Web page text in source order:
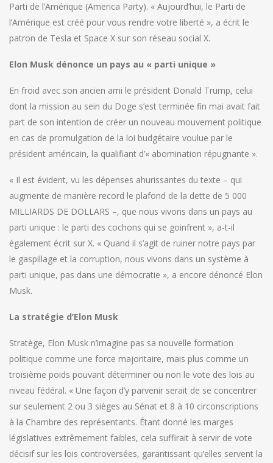
Parti de l’Amérique (America Party). « Aujourd’hui, le Parti de
l’Amérique est créé pour vous rendre votre liberté », a écrit le
patron de Tesla et Space X sur son réseau social X.
Elon Musk dénonce un pays au « parti unique »
En froid avec son ancien ami le président Donald Trump, celui
dont la mission au sein du Doge s’est terminée fin mai avait fait
part de son intention de créer un nouveau mouvement politique
en cas de promulgation de la loi budgétaire voulue par le
président américain, la qualifiant d’« abomination répugnante ».
« Il est évident, vu les dépenses ahurissantes du texte – qui
augmente de manière record le plafond de la dette de 5 000
MILLIARDS DE DOLLARS –, que nous vivons dans un pays au
parti unique : le parti des cochons qui se goinfrent », a-t-il
également écrit sur X. « Quand il s’agit de ruiner notre pays par
le gaspillage et la corruption, nous vivons dans un système à
parti unique, pas dans une démocratie », a encore dénoncé Elon
Musk.
La stratégie d’Elon Musk
Stratège, Elon Musk n’imagine pas sa nouvelle formation
politique comme une force majoritaire, mais plus comme un
troisième poids pouvant déterminer ou non le vote des lois au
niveau fédéral. « Une façon d’y parvenir serait de se concentrer
sur seulement 2 ou 3 sièges au Sénat et 8 à 10 circonscriptions
à la Chambre des représentants. Étant donné les marges
législatives extrêmement faibles, cela suffirait à servir de vote
décisif sur les lois controversées, garantissant qu’elles servent la